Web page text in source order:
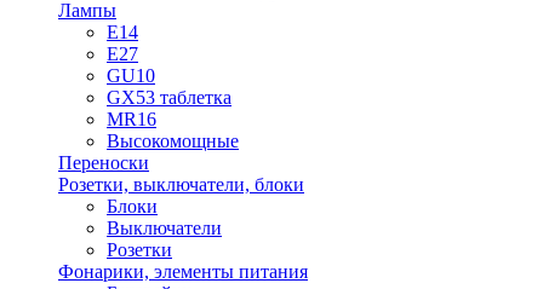
Лампы
E14
E27
GU10
GX53 таблетка
MR16
Высокомощные
Переноски
Розетки, выключатели, блоки
Блоки
Выключатели
Розетки
Фонарики, элементы питания